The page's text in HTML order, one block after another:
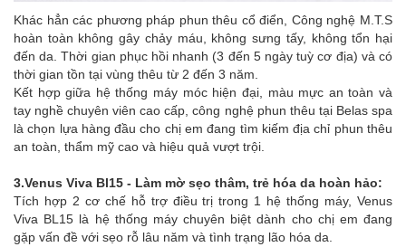
Khác hẳn các phương pháp phun thêu cổ điển, Công nghệ M.T.S
hoàn toàn không gây chảy máu, không sưng tấy, không tổn hại
đến da. Thời gian phục hồi nhanh (3 đến 5 ngày tuỳ cơ địa) và có
thời gian tồn tại vùng thêu từ 2 đến 3 năm.
Kết hợp giữa hệ thống máy móc hiện đại, màu mực an toàn và
tay nghề chuyên viên cao cấp, công nghệ phun thêu tại Belas spa
là chọn lựa hàng đầu cho chị em đang tìm kiếm địa chỉ phun thêu
an toàn, thẩm mỹ cao và hiệu quả vượt trội.
3.Venus Viva Bl15 - Làm mờ sẹo thâm, trẻ hóa da hoàn hảo:
Tích hợp 2 cơ chế hỗ trợ điều trị trong 1 hệ thống máy, Venus
Viva BL15 là hệ thống máy chuyên biệt dành cho chị em đang
gặp vấn đề với sẹo rỗ lâu năm và tình trạng lão hóa da.